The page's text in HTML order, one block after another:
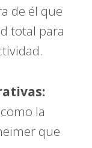
de él que
total para
la
que